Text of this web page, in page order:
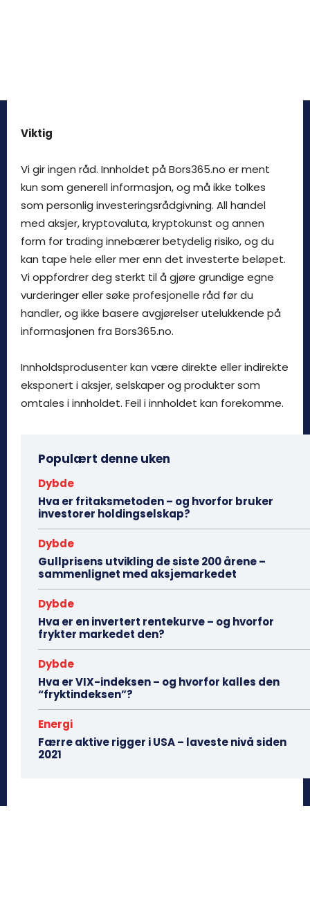
Viktig
Vi gir ingen råd. Innholdet på Bors365.no er ment
kun som generell informasjon, og må ikke tolkes
som personlig investeringsrådgivning. All handel
med aksjer, kryptovaluta, kryptokunst og annen
form for trading innebærer betydelig risiko, og du
kan tape hele eller mer enn det investerte beløpet.
Vi oppfordrer deg sterkt til å gjøre grundige egne
vurderinger eller søke profesjonelle råd før du
handler, og ikke basere avgjørelser utelukkende på
informasjonen fra Bors365.no.
Innholdsprodusenter kan være direkte eller indirekte
eksponert i aksjer, selskaper og produkter som
omtales i innholdet. Feil i innholdet kan forekomme.
Populært denne uken
Dybde
Hva er fritaksmetoden – og hvorfor bruker
investorer holdingselskap?
Dybde
Gullprisens utvikling de siste 200 årene –
sammenlignet med aksjemarkedet
Dybde
Hva er en invertert rentekurve – og hvorfor
frykter markedet den?
Dybde
Hva er VIX-indeksen – og hvorfor kalles den
“fryktindeksen”?
Energi
Færre aktive rigger i USA – laveste nivå siden
2021